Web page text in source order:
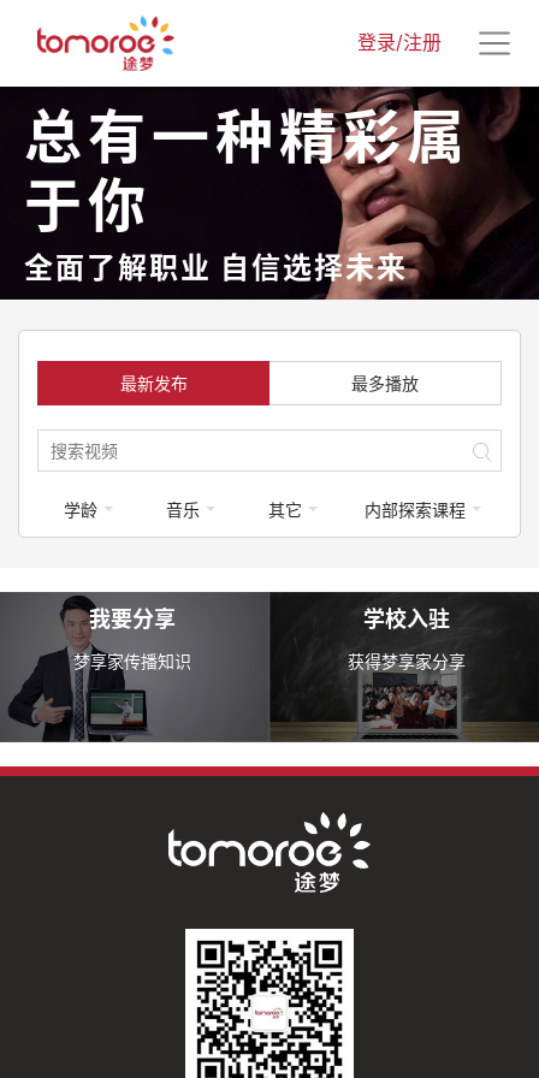
登录/注册
总有一种精彩属
于你
全面了解职业 自信选择未来
最新发布 最多播放
学龄 音乐 其它 内部探索课程
我要分享
梦享家传播知识
学校入驻
获得梦享家分享